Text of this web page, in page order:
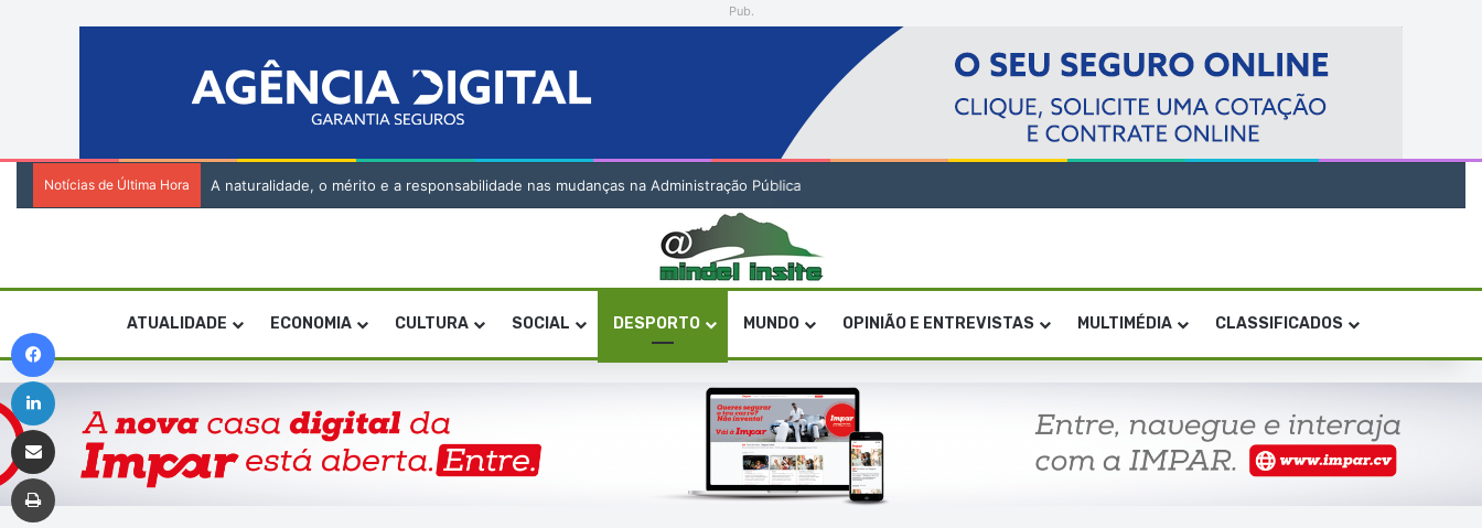
Pub.
Notícias de Última Hora A naturalidade, o mérito e a responsabilidade nas mudanças na Administração Pública
ATUALIDADE ECONOMIA CULTURA SOCIAL DESPORTO MUNDO OPINIÃO E ENTREVISTAS MULTIMÉDIA CLASSIFICADOS
Linkedin
Imprimir